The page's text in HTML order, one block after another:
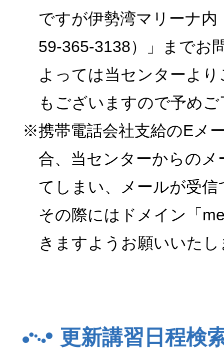
ですが伊勢湾マリーナ
59-365-3138）」までお
よっては当センターよ
もございますので予め
※携帯電話会社支給のEメ
合、当センターからの
てしまい、メールが受
その際にはドメイン「
きますようお願いいた
更新講習日程検